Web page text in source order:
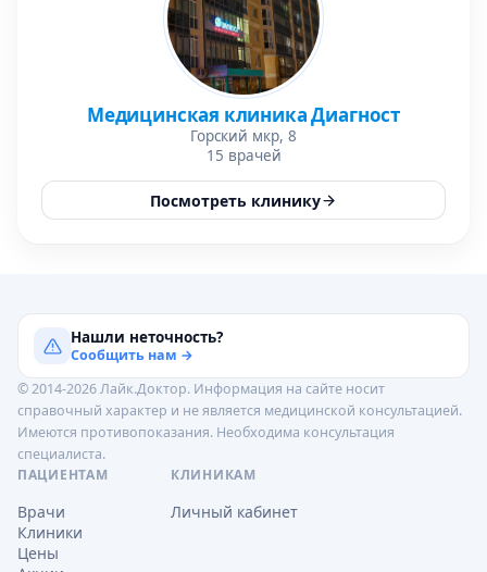
Медицинская клиника Диагност
Горский мкр, 8
15 врачей
Посмотреть клинику
Нашли неточность?
Сообщить нам →
© 2014-2026 Лайк.Доктор. Информация на сайте носит
справочный характер и не является медицинской консультацией.
Имеются противопоказания. Необходима консультация
специалиста.
ПАЦИЕНТАМ
Врачи
Клиники
Цены
КЛИНИКАМ
Личный кабинет